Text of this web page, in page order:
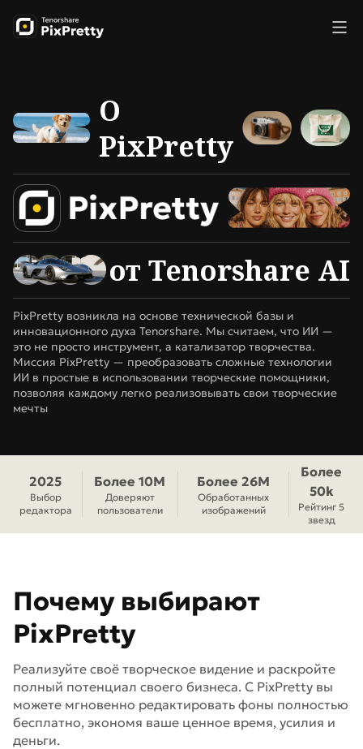
О
PixPretty
от Tenorshare AI
PixPretty возникла на основе технической базы и
инновационного духа Tenorshare. Мы считаем, что ИИ —
это не просто инструмент, а катализатор творчества.
Миссия PixPretty — преобразовать сложные технологии
ИИ в простые в использовании творческие помощники,
позволяя каждому легко реализовывать свои творческие
мечты
2025
Выбор
редактора
Более 10M
Доверяют
пользователи
Более 26M
Обработанных
изображений
Более
50k
Рейтинг 5
звезд
Почему выбирают
PixPretty
Реализуйте своё творческое видение и раскройте
полный потенциал своего бизнеса. С PixPretty вы
можете мгновенно редактировать фоны полностью
бесплатно, экономя ваше ценное время, усилия и
деньги.